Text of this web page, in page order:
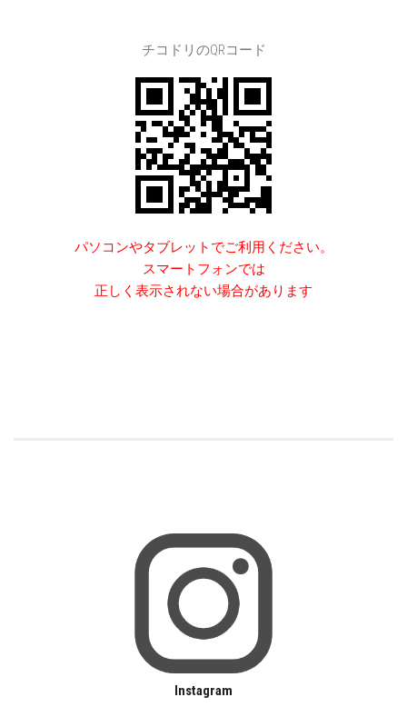
チコドリのQRコード
パソコンやタブレットでご利用ください。
スマートフォンでは
正しく表示されない場合があります
Instagram